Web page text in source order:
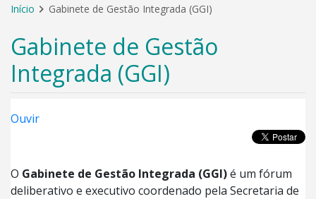
Início Gabinete de Gestão Integrada (GGI)
Gabinete de Gestão
Integrada (GGI)
Ouvir
O Gabinete de Gestão Integrada (GGI)é um fórum
deliberativo e executivo coordenado pela Secretaria de